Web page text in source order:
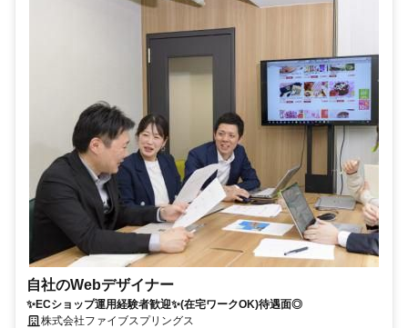
自社のWebデザイナー
✨ECショップ運用経験者歓迎✨(在宅ワークOK)待遇面◎
株式会社ファイブスプリングス